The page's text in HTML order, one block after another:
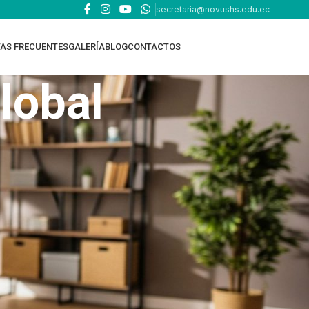
secretaria@novushs.edu.ec
FRECUENTESGALERÍABLOGCONTACTOS
TOP RATED PRODUCTS
EDUCACIÓN ONLINE
EDUCACIÓN EN CASA -
HOMESCHOOL Oferta
Académica y requisitos